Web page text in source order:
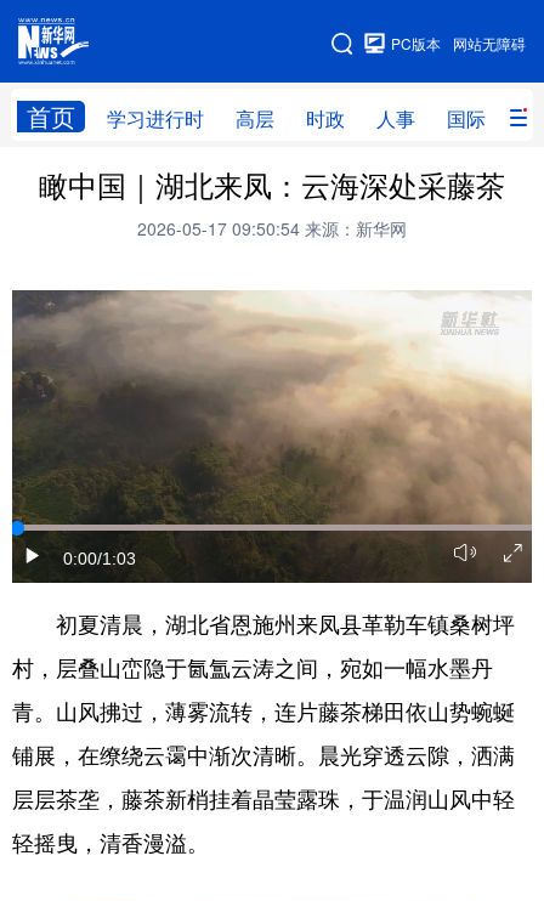
网站无障碍
PC版本
首页 学习进行时 高层 时政 人事 国际 财
网站地图
学习进行时 高层 时政 人事
财经 网评
台湾 思客智库 教育
科技 量子 体育
书画 健康 军事
视频 图片 政务
法律 中央文件
信息化 数字经济
学术中国 乡村振兴 银龄 溯源中国
城市 旅游 能源 会展
公益 一带一路 亚太网 上市公司
文化产业
瞰中国｜湖北来凤：云海深处采藤茶
2026-05-17 09:50:54 来源：新华网
0:00/1:03
初夏清晨，湖北省恩施州来凤县革勒车镇桑树坪
村，层叠山峦隐于氤氲云涛之间，宛如一幅水墨丹
青。山风拂过，薄雾流转，连片藤茶梯田依山势蜿蜒
铺展，在缭绕云霭中渐次清晰。晨光穿透云隙，洒满
层层茶垄，藤茶新梢挂着晶莹露珠，于温润山风中轻
轻摇曳，清香漫溢。